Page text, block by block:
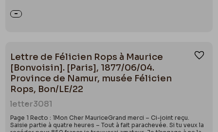
Lettre de Félicien Rops à Maurice
[Bonvoisin]. [Paris], 1877/06/04.
Province de Namur, musée Félicien
Rops, Bon/LE/22
letter3081
Page 1 Recto : 1Mon Cher MauriceGrand merci – Ci-joint reçu.
Saisie partie à quatre heures – Tout à fait parachevée. Si tu veux la